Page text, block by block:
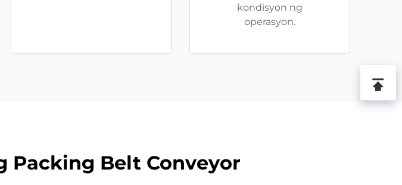
kondisyon ng
operasyon.
Packing Belt Conveyor